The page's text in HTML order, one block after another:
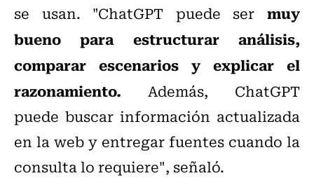
se usan. "ChatGPT puede ser muy
bueno para estructurar análisis,
comparar escenarios y explicar el
razonamiento. Además, ChatGPT
puede buscar información actualizada
en la web y entregar fuentes cuando la
consulta lo requiere", señaló.